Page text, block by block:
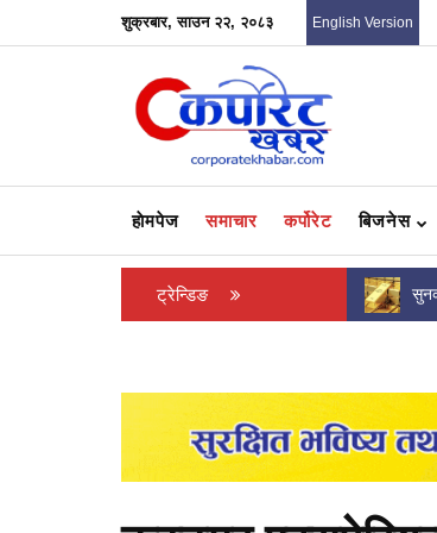
शुक्रबार, साउन २२, २०८३ English Version
हाेमपेज समाचार कर्पोरेट बिजनेस
ट्रेन्डिङ
सुनको मूल्य फेरि तीन लाख नजिक पुग्यो, आज कतिमा